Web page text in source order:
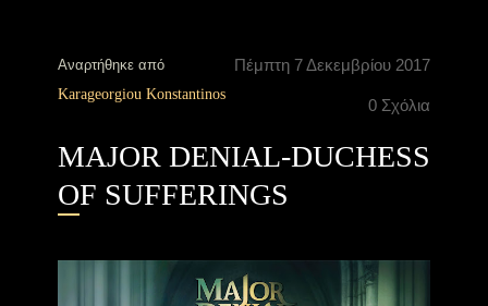
Πέμπτη 7 Δεκεμβρίου 2017
0 Σχόλια
Αναρτήθηκε από
Karageorgiou Konstantinos
MAJOR DENIAL-DUCHESS
OF SUFFERINGS